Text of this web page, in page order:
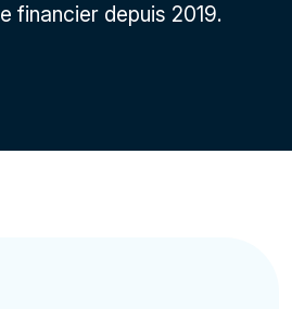
financier depuis 2019.